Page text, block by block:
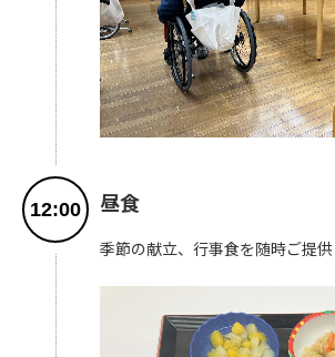
12:00 昼食
季節の献立、行事食を随時ご提供